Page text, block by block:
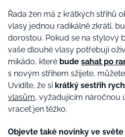
Řada žen má z krátkých střihů
vlasy jednou radikálně zkrátí,
dorostou. Pokud se na stylový
vaše dlouhé vlasy potřebují
mikádo, které bude sahat po
s novým střihem sžijete,
Uvidíte, že si krátký sestřih
vlasům, vyžadujícím náročnou
vracet jen těžko.
Objevte také novinky ve